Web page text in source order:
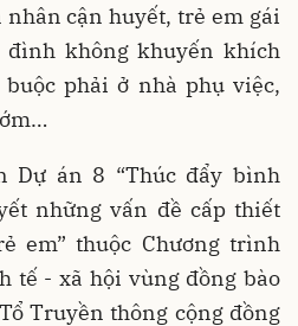
cận huyết, trẻ em gái
không khuyến khích
phải ở nhà phụ việc,
Dự án 8 “Thúc đẩy bình
những vấn đề cấp thiết
em” thuộc Chương trình
tế - xã hội vùng đồng bào
Truyền thông cộng đồng